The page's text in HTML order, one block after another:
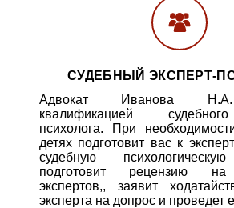
СУДЕБНЫЙ ЭКСПЕРТ-
Адвокат Иванова Н.А.
квалификацией
психолога. При
детях подготовит вас к
судебную психологическую
подготовит рецензию на
экспертов,, заявит
эксперта на допрос и проведет